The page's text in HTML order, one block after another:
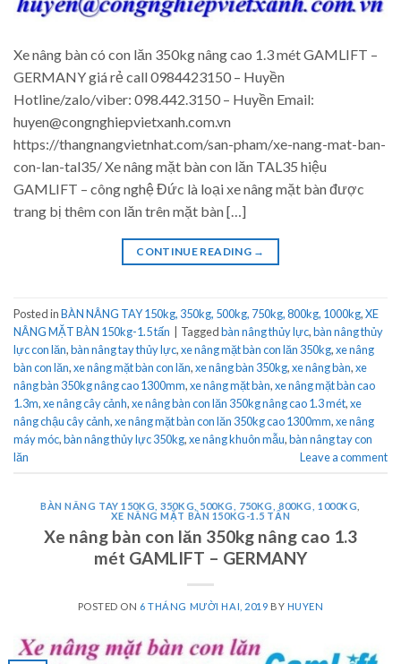
Xe nâng bàn có con lăn 350kg nâng cao 1.3 mét GAMLIFT –
GERMANY giá rẻ call 0984423150 – Huyền
Hotline/zalo/viber: 098.442.3150 – Huyền Email:
huyen@congnghiepvietxanh.com.vn
https://thangnangvietnhat.com/san-pham/xe-nang-mat-ban-
con-lan-tal35/ Xe nâng mặt bàn con lăn TAL35 hiệu
GAMLIFT – công nghệ Đức là loại xe nâng mặt bàn được
trang bị thêm con lăn trên mặt bàn […]
CONTINUE READING →
Posted inBÀN NÂNG TAY 150kg, 350kg, 500kg, 750kg, 800kg, 1000kg,XE
NÂNG MẶT BÀN 150kg-1.5 tấn | Taggedbàn nâng thủy lực,bàn nâng thủy
lực con lăn,bàn nâng tay thủy lực,xe nâng mặt bàn con lăn 350kg,xe nâng
bàn con lăn,xe nâng mặt bàn con lăn,xe nâng bàn 350kg,xe nâng bàn,xe
nâng bàn 350kg nâng cao 1300mm,xe nâng mặt bàn,xe nâng mặt bàn cao
1.3m,xe nâng cây cảnh,xe nâng bàn con lăn 350kg nâng cao 1.3 mét,xe
nâng chậu cây cảnh,xe nâng mặt bàn con lăn 350kg cao 1300mm,xe nâng
máy móc,bàn nâng thủy lực 350kg,xe nâng khuôn mẫu,bàn nâng tay con
lăn
Leave a comment
BÀN NÂNG TAY 150KG, 350KG, 500KG, 750KG, 800KG, 1000KG
XE NÂNG MẶT BÀN 150KG-1.5 TẤN
Xe nâng bàn con lăn 350kg nâng cao 1.3
mét GAMLIFT – GERMANY
POSTED ON 6 THÁNG MƯỜI HAI, 2019 BY HUYEN